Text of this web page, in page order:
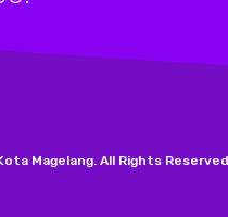
Magelang. All Rights